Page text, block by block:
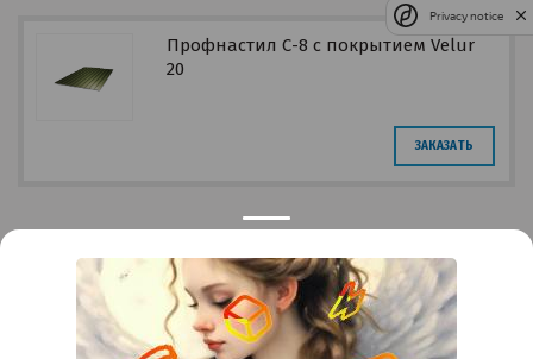
Профнастил С-8 с покрытием Velur
20
ЗАКАЗАТЬ
Контакты
Тимашевск Темрюк
Privacy notice